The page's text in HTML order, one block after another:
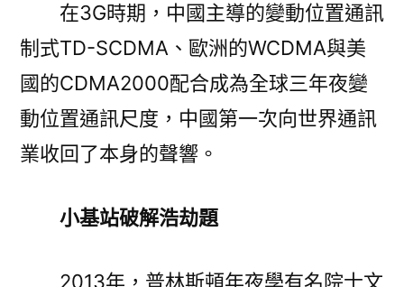
在3G時期，中國主導的變動位置通訊
制式TD-SCDMA、歐洲的WCDMA與美
國的CDMA2000配合成為全球三年夜變
動位置通訊尺度，中國第一次向世界通訊
業收回了本身的聲響。
小基站破解浩劫題
2013年，普林斯頓年夜學有名院士文